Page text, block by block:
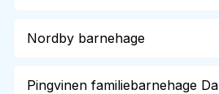
Nordby barnehage
Pingvinen familiebarnehage Da